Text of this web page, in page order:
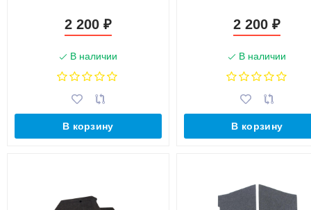
2 200 ₽
В наличии
В корзину
2 200₽
В наличии
В корзину